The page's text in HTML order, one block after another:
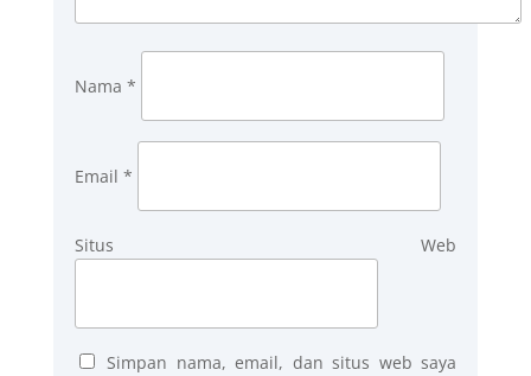
Nama *
Email *
Situs Web
Simpan nama, email, dan situs web saya